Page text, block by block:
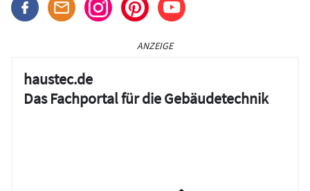
ANZEIGE
haustec.de
Das Fachportal für die Gebäudetechnik